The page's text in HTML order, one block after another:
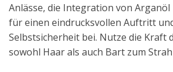
Anlässe, die Integration von
für einen eindrucksvollen Auftritt
Selbstsicherheit bei. Nutze die Kraft
sowohl Haar als auch Bart zum